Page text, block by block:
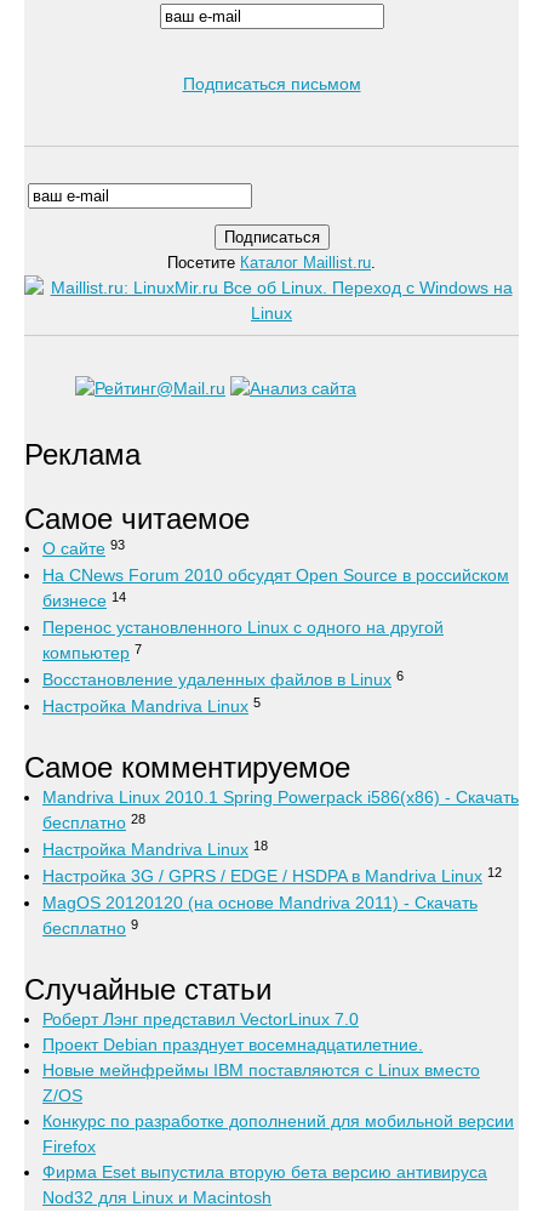
Подписаться письмом
Посетите Каталог Maillist.ru.
Реклама
Самое читаемое
О сайте 93
На CNews Forum 2010 обсудят Open Source в российском
бизнесе 14
Перенос установленного Linux с одного на другой
компьютер 7
Восстановление удаленных файлов в Linux 6
Настройка Mandriva Linux 5
Самое комментируемое
Mandriva Linux 2010.1 Spring Powerpack i586(x86) - Скачать
бесплатно 28
Настройка Mandriva Linux 18
Настройка 3G / GPRS / EDGE / HSDPA в Mandriva Linux 12
MagOS 20120120 (на основе Mandriva 2011) - Скачать
бесплатно 9
Случайные статьи
Роберт Лэнг представил VectorLinux 7.0
Проект Debian празднует восемнадцатилетние.
Новые мейнфреймы IBM поставляются с Linux вместо
Z/OS
Конкурс по разработке дополнений для мобильной версии
Firefox
Фирма Eset выпустила вторую бета версию антивируса
Nod32 для Linux и Macintosh